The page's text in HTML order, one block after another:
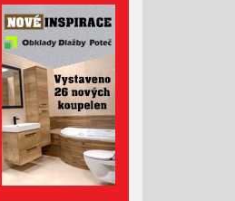
V Beskydech přibylo vlků i rysů.
Medvědi zůstávají na
Slovensku
Požár pole v Lidečku vznikl při
sklizňových pracích. Oheň
zastavili hasiči
Kamerový systém nově dohlíží
na skatepark v Luhačovicích
Přehled kulturních akcí v okolí